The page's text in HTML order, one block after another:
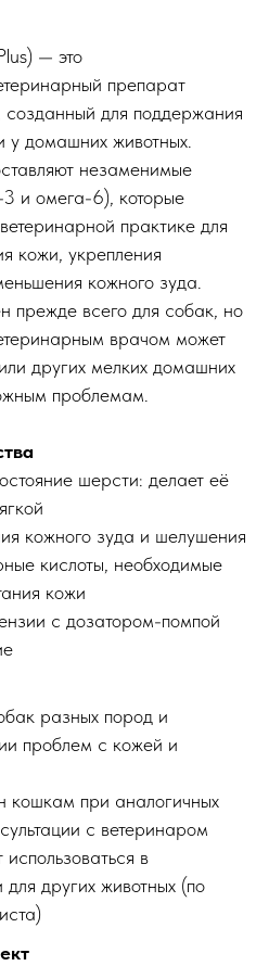
— это
препарат
созданный для поддержания
у домашних животных.
незаменимые
и омега-6), которые
практике для
кожи, укрепления
кожного зуда.
прежде всего для собак, но
врачом может
других мелких домашних
проблемам.
шерсти: делает её
кожного зуда и шелушения
кислоты, необходимые
кожи
с дозатором-помпой
разных пород и
проблем с кожей и
кошкам при аналогичных
с ветеринаром
в
других животных (по